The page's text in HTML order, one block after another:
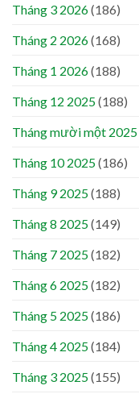
Tháng 3 2026(186)
Tháng 2 2026(168)
Tháng 1 2026(188)
Tháng 12 2025(188)
Tháng mười một 2025
Tháng 10 2025(186)
Tháng 9 2025(188)
Tháng 8 2025(149)
Tháng 7 2025(182)
Tháng 6 2025(182)
Tháng 5 2025(186)
Tháng 4 2025(184)
Tháng 3 2025(155)